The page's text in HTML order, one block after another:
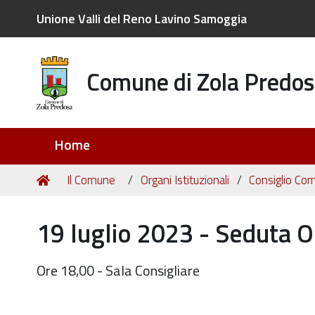
Unione Valli del Reno Lavino Samoggia
Comune di Zola
Home
Tu
Home
Il Comune Organi Istituzionali Consiglio
19 luglio 2023 - Seduta
Ore 18,00 - Sala Consigliare